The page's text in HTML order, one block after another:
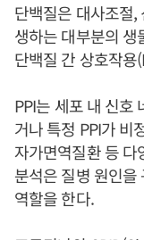
단백질은 대사조절,
생하는 대부분의
단백질 간 상호작용
PPI는 세포 내 신호
거나 특정 PPI가 비
자가면역질환 등 다
분석은 질병 원인
역할을 한다.